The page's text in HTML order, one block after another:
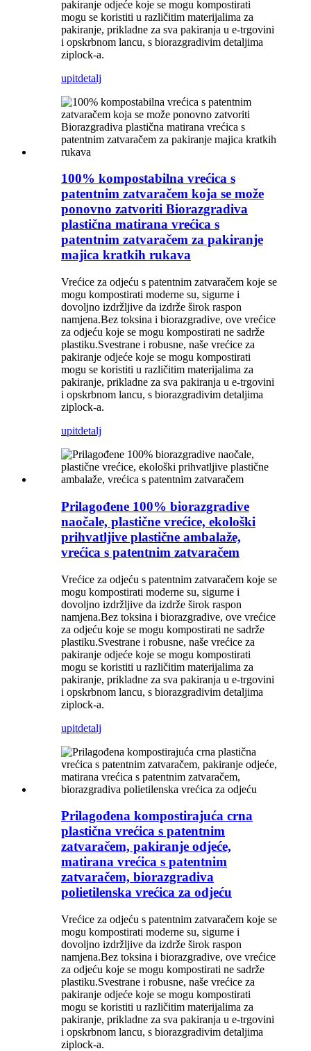
pakiranje odjeće koje se mogu kompostirati
mogu se koristiti u različitim materijalima za
pakiranje, prikladne za sva pakiranja u e-trgovini
i opskrbnom lancu, s biorazgradivim detaljima
ziplock-a.
upitdetalj
100% kompostabilna vrećica s
patentnim zatvaračem koja se može
ponovno zatvoriti Biorazgradiva
plastična matirana vrećica s
patentnim zatvaračem za pakiranje
majica kratkih rukava
Vrećice za odjeću s patentnim zatvaračem koje se
mogu kompostirati moderne su, sigurne i
dovoljno izdržljive da izdrže širok raspon
namjena.Bez toksina i biorazgradive, ove vrećice
za odjeću koje se mogu kompostirati ne sadrže
plastiku.Svestrane i robusne, naše vrećice za
pakiranje odjeće koje se mogu kompostirati
mogu se koristiti u različitim materijalima za
pakiranje, prikladne za sva pakiranja u e-trgovini
i opskrbnom lancu, s biorazgradivim detaljima
ziplock-a.
upitdetalj
Prilagođene 100% biorazgradive
naočale, plastične vrećice, ekološki
prihvatljive plastične ambalaže,
vrećica s patentnim zatvaračem
Vrećice za odjeću s patentnim zatvaračem koje se
mogu kompostirati moderne su, sigurne i
dovoljno izdržljive da izdrže širok raspon
namjena.Bez toksina i biorazgradive, ove vrećice
za odjeću koje se mogu kompostirati ne sadrže
plastiku.Svestrane i robusne, naše vrećice za
pakiranje odjeće koje se mogu kompostirati
mogu se koristiti u različitim materijalima za
pakiranje, prikladne za sva pakiranja u e-trgovini
i opskrbnom lancu, s biorazgradivim detaljima
ziplock-a.
upitdetalj
Prilagođena kompostirajuća crna
plastična vrećica s patentnim
zatvaračem, pakiranje odjeće,
matirana vrećica s patentnim
zatvaračem, biorazgradiva
polietilenska vrećica za odjeću
Vrećice za odjeću s patentnim zatvaračem koje se
mogu kompostirati moderne su, sigurne i
dovoljno izdržljive da izdrže širok raspon
namjena.Bez toksina i biorazgradive, ove vrećice
za odjeću koje se mogu kompostirati ne sadrže
plastiku.Svestrane i robusne, naše vrećice za
pakiranje odjeće koje se mogu kompostirati
mogu se koristiti u različitim materijalima za
pakiranje, prikladne za sva pakiranja u e-trgovini
i opskrbnom lancu, s biorazgradivim detaljima
ziplock-a.